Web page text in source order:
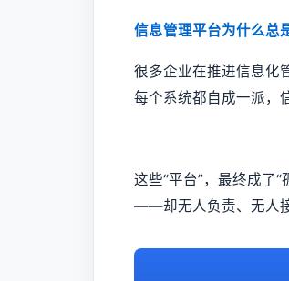
信息管理平台为什么总
很多企业在推进信息化
每个系统都自成一派，
这些“平台”，最终成了
——却无人负责、无人接